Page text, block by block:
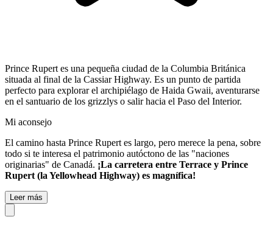
Prince Rupert es una pequeña ciudad de la Columbia Británica
situada al final de la Cassiar Highway. Es un punto de partida
perfecto para explorar el archipiélago de Haida Gwaii, aventurarse
en el santuario de los grizzlys o salir hacia el Paso del Interior.
Mi aconsejo
El camino hasta Prince Rupert es largo, pero merece la pena, sobre
todo si te interesa el patrimonio autóctono de las "naciones
originarias" de Canadá. ¡La carretera entre Terrace y Prince
Rupert (la Yellowhead Highway) es magnífica!
Leer más